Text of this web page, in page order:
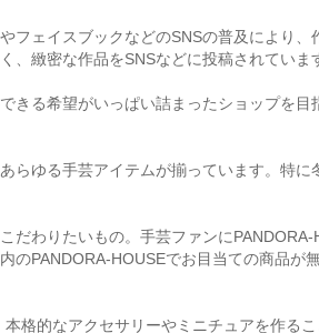
ェイスブックなどのSNSの普及により
緻密な作品をSNSなどに投稿されていま
る希望がいっぱい詰まったショップを
ゆる手芸アイテムが揃っています。特
わりたいもの。手芸ファンに
PANDORA-HOUSEでお目当ての商品
格的なアクセサリーやミニチュアを作る